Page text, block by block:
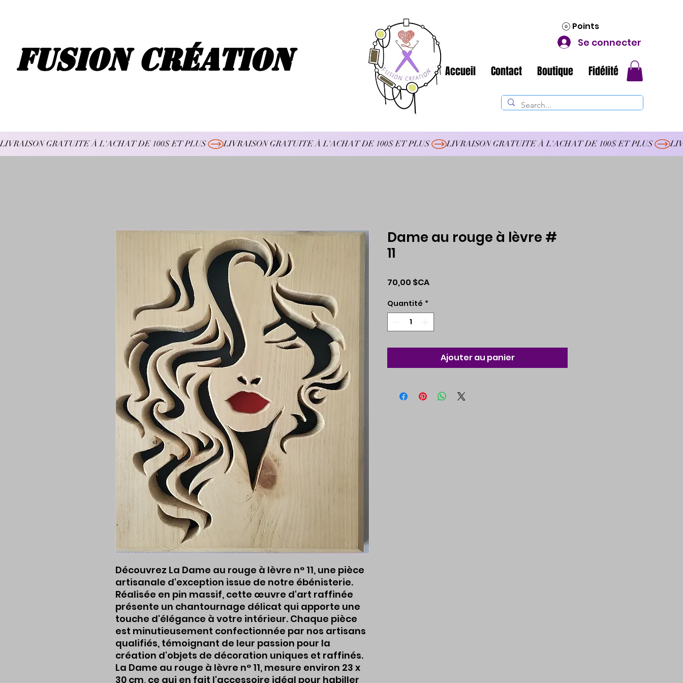
Fusion Création Se connecter
Points
Accueil Contact Boutique Fidélité
LIVRAISON GRATUITE À L'ACHAT DE 100$ ET PLUS
Découvrez La Dame au rouge à lèvre n° 11, une pièce
artisanale d'exception issue de notre ébénisterie.
Réalisée en pin massif, cette œuvre d'art raffinée
présente un chantournage délicat qui apporte une
touche d'élégance à votre intérieur. Chaque pièce
est minutieusement confectionnée par nos artisans
qualifiés, témoignant de leur passion pour la
création d'objets de décoration uniques et raffinés.
La Dame au rouge à lèvre n° 11, mesure environ 23 x
30 cm, ce qui en fait l'accessoire idéal pour habiller
Dame au rouge à lèvre #
11
70,00 $CAPrix
Quantité *
Ajouter au panier